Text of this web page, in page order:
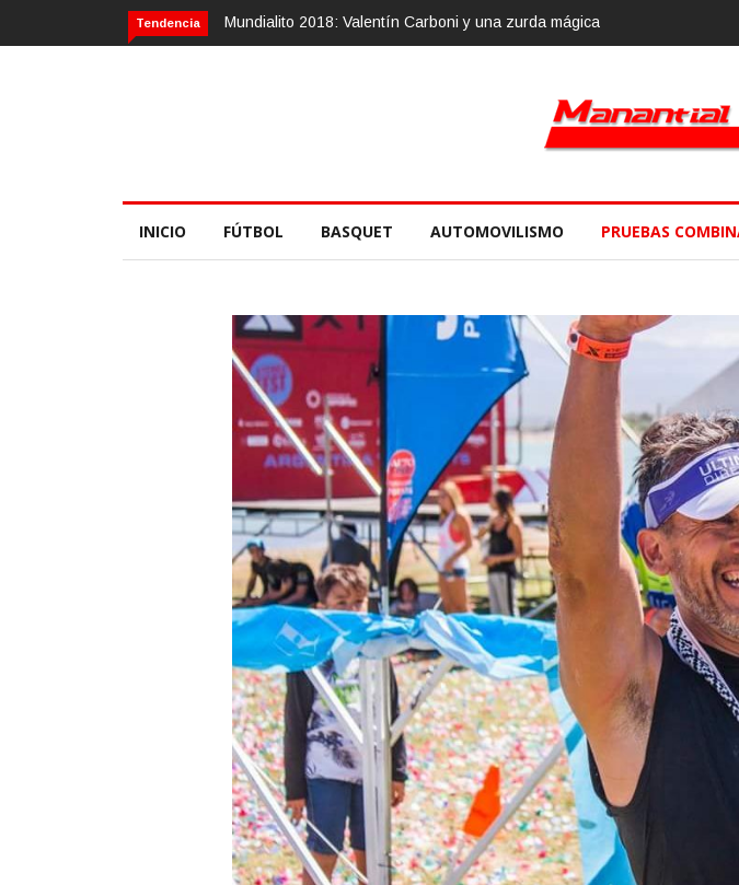
Tendencia
Valentín Carboni y una zurda mágicaCalvario Race 2018, 10 de noviembre
INICIO FÚTBOL BASQUET AUTOMOVILISMO PRUEBAS